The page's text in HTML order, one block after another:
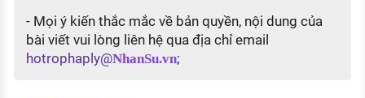
- Mọi ý kiến thắc mắc về bản quyền, nội dung của
bài viết vui lòng liên hệ qua địa chỉ email
hotrophaply@NhanSu.vn;